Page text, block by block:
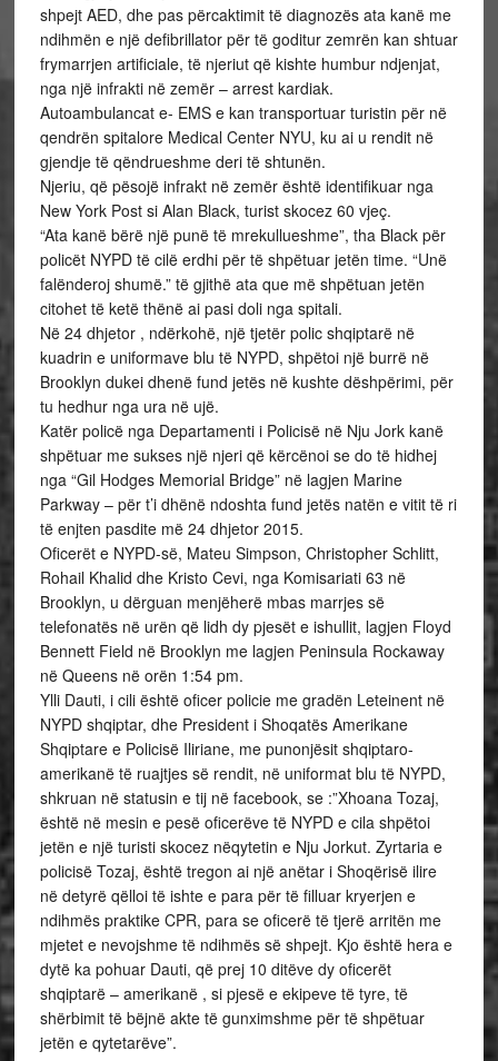
shpejt AED, dhe pas përcaktimit të diagnozës ata kanë me
ndihmën e një defibrillator për të goditur zemrën kan shtuar
frymarrjen artificiale, të njeriut që kishte humbur ndjenjat,
nga një infrakti në zemër – arrest kardiak.
Autoambulancat e- EMS e kan transportuar turistin për në
qendrën spitalore Medical Center NYU, ku ai u rendit në
gjendje të qëndrueshme deri të shtunën.
Njeriu, që pësojë infrakt në zemër është identifikuar nga
New York Post si Alan Black, turist skocez 60 vjeç.
“Ata kanë bërë një punë të mrekullueshme”, tha Black për
policët NYPD të cilë erdhi për të shpëtuar jetën time. “Unë
falënderoj shumë.” të gjithë ata que më shpëtuan jetën
citohet të ketë thënë ai pasi doli nga spitali.
Në 24 dhjetor , ndërkohë, një tjetër polic shqiptarë në
kuadrin e uniformave blu të NYPD, shpëtoi një burrë në
Brooklyn dukei dhenë fund jetës në kushte dëshpërimi, për
tu hedhur nga ura në ujë.
Katër policë nga Departamenti i Policisë në Nju Jork kanë
shpëtuar me sukses një njeri që kërcënoi se do të hidhej
nga “Gil Hodges Memorial Bridge” në lagjen Marine
Parkway – për t’i dhënë ndoshta fund jetës natën e vitit të ri
të enjten pasdite më 24 dhjetor 2015.
Oficerët e NYPD-së, Mateu Simpson, Christopher Schlitt,
Rohail Khalid dhe Kristo Cevi, nga Komisariati 63 në
Brooklyn, u dërguan menjëherë mbas marrjes së
telefonatës në urën që lidh dy pjesët e ishullit, lagjen Floyd
Bennett Field në Brooklyn me lagjen Peninsula Rockaway
në Queens në orën 1:54 pm.
Ylli Dauti, i cili është oficer policie me gradën Leteinent në
NYPD shqiptar, dhe President i Shoqatës Amerikane
Shqiptare e Policisë Iliriane, me punonjësit shqiptaro-
amerikanë të ruajtjes së rendit, në uniformat blu të NYPD,
shkruan në statusin e tij në facebook, se :”Xhoana Tozaj,
është në mesin e pesë oficerëve të NYPD e cila shpëtoi
jetën e një turisti skocez nëqytetin e Nju Jorkut. Zyrtaria e
policisë Tozaj, është tregon ai një anëtar i Shoqërisë ilire
në detyrë qëlloi të ishte e para për të filluar kryerjen e
ndihmës praktike CPR, para se oficerë të tjerë arritën me
mjetet e nevojshme të ndihmës së shpejt. Kjo është hera e
dytë ka pohuar Dauti, që prej 10 ditëve dy oficerët
shqiptarë – amerikanë , si pjesë e ekipeve të tyre, të
shërbimit të bëjnë akte të gunximshme për të shpëtuar
jetën e qytetarëve”.